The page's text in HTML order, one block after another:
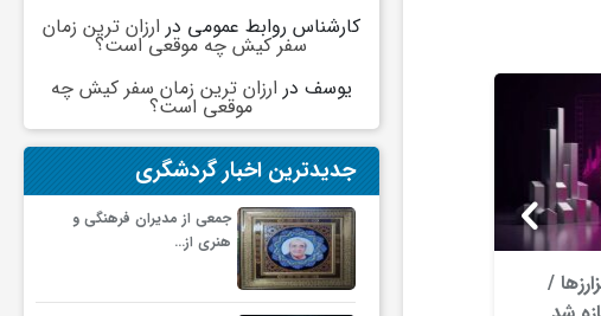
/
تازه‌ترین رسوایی ارز دیجیتال؛
کارشناس روابط عمومی در ارزان ترین زمان
سفر کیش چه موقعی است؟
یوسف در ارزان ترین زمان سفر کیش چه
موقعی است؟
جدیدترین اخبار گردشگری
جمعی از مدیران فرهنگی و
هنری از…